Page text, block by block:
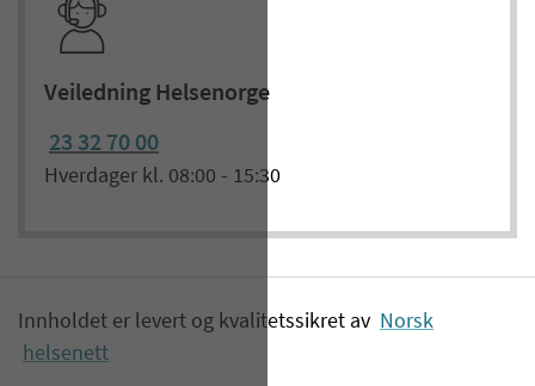
Veiledning Helsenorge
23 32 70 00
Hverdager kl. 08:00 - 15:30
Innholdet er levert og kvalitetssikret av Norsk
helsenett